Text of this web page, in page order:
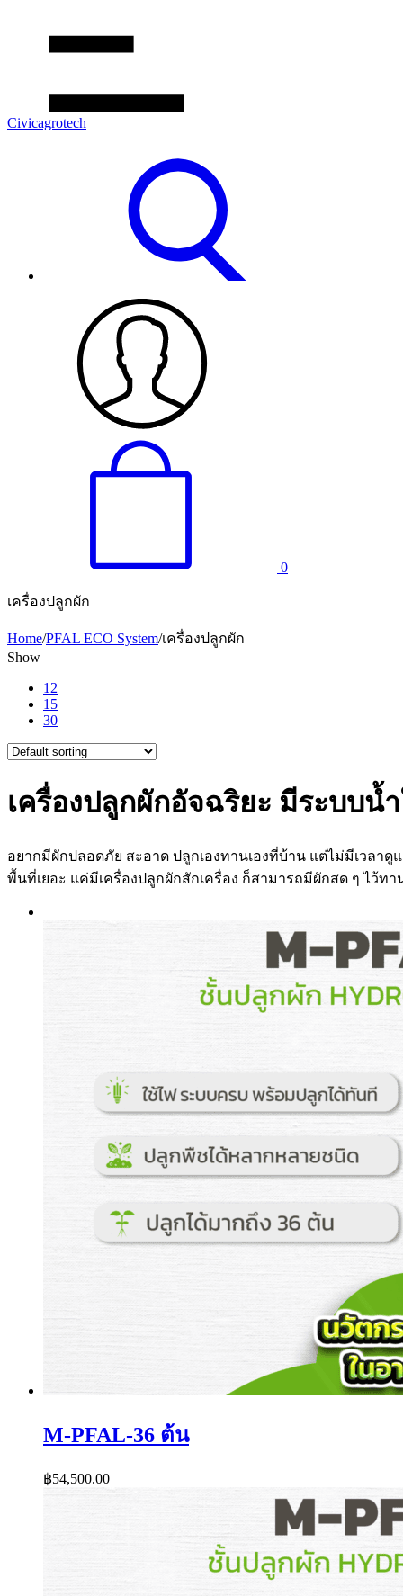
Civicagrotech
0
เครื่องปลูกผัก
Home/PFAL ECO System/เครื่องปลูกผัก
Show
12
15
30
เครื่องปลูกผักอัจฉริยะ มีระบบน้
อยากมีผักปลอดภัย สะอาด ปลูกเองทานเองที่บ้าน แต่ไม่มีเวลา
พื้นที่เยอะ แค่มีเครื่องปลูกผักสักเครื่อง ก็สามารถมีผักสด ๆ ไว้ท
M-PFAL-36 ต้น
฿54,500.00